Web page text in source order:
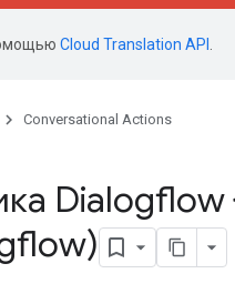
Cloud Translation API
Conversational Actions